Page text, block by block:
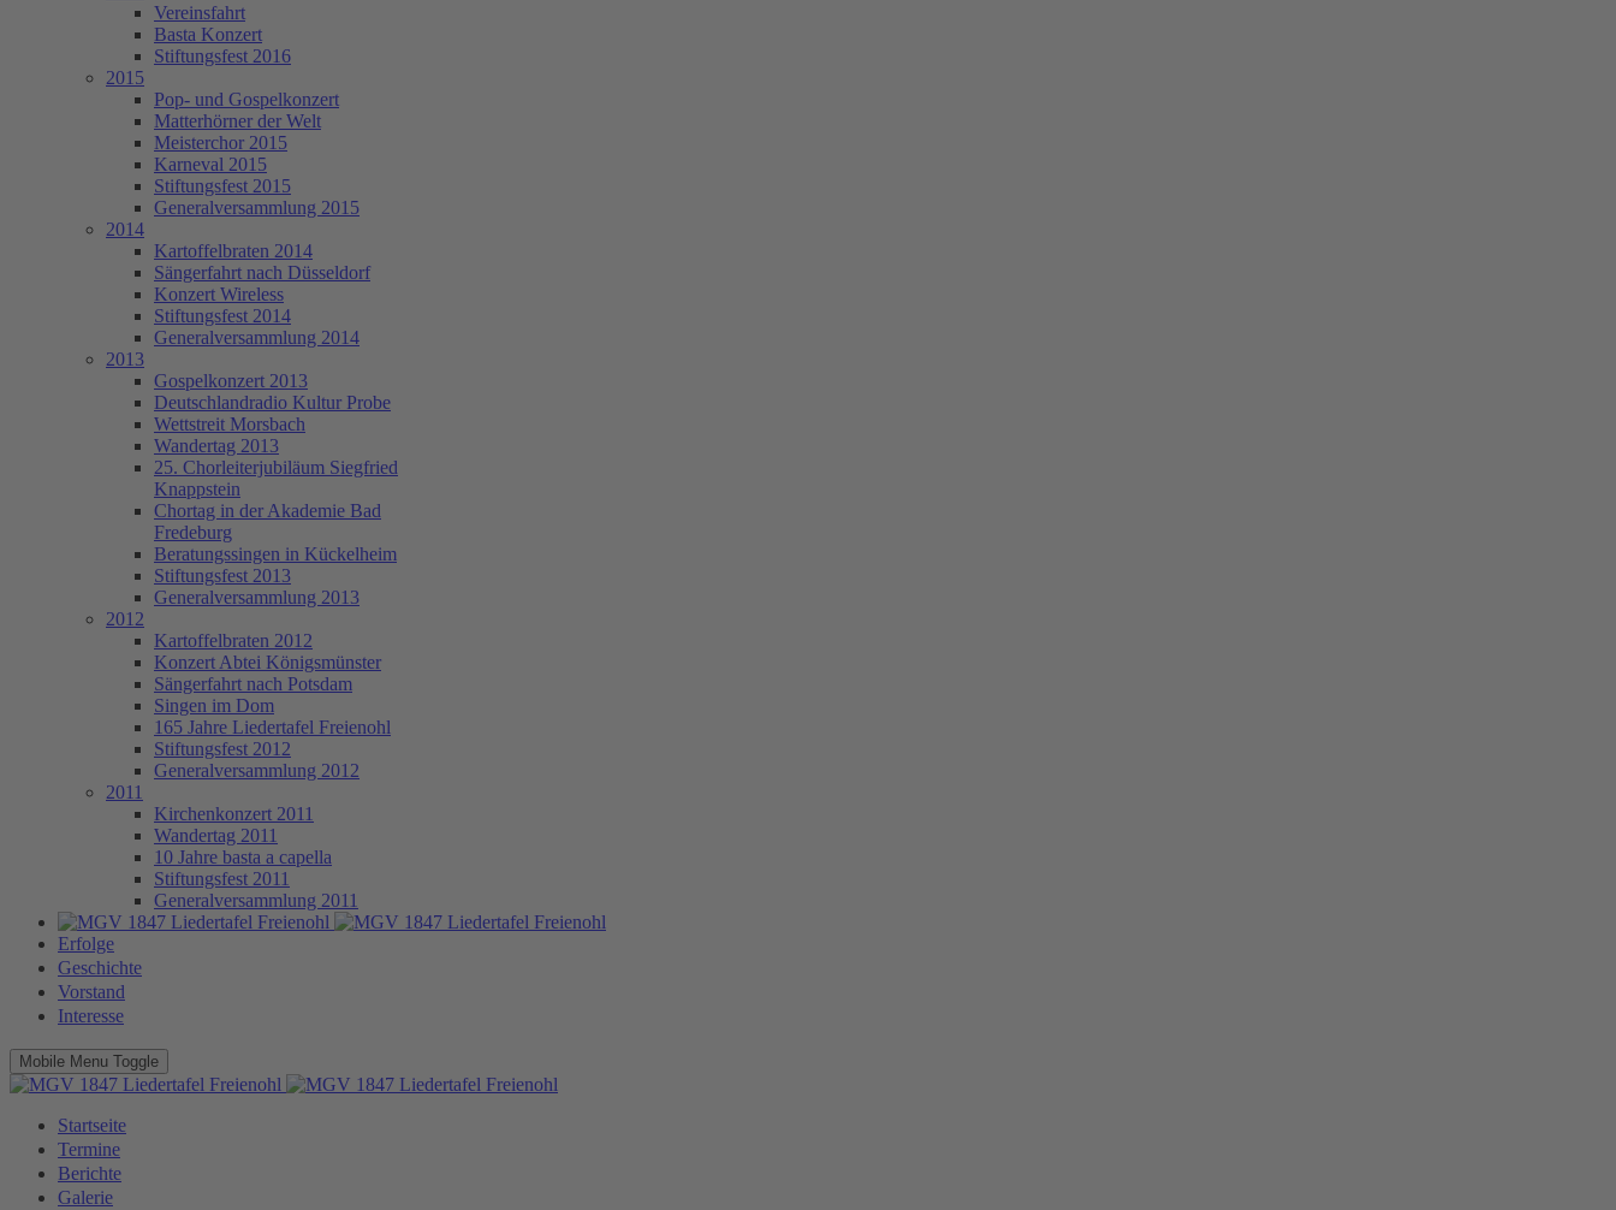
Vereinsfahrt
Basta Konzert
Stiftungsfest 2016
2015
Pop- und Gospelkonzert
Matterhörner der Welt
Meisterchor 2015
Karneval 2015
Stiftungsfest 2015
Generalversammlung 2015
2014
Kartoffelbraten 2014
Sängerfahrt nach Düsseldorf
Konzert Wireless
Stiftungsfest 2014
Generalversammlung 2014
2013
Gospelkonzert 2013
Deutschlandradio Kultur Probe
Wettstreit Morsbach
Wandertag 2013
25. Chorleiterjubiläum Siegfried
Knappstein
Chortag in der Akademie Bad
Fredeburg
Beratungssingen in Kückelheim
Stiftungsfest 2013
Generalversammlung 2013
2012
Kartoffelbraten 2012
Konzert Abtei Königsmünster
Sängerfahrt nach Potsdam
Singen im Dom
165 Jahre Liedertafel Freienohl
Stiftungsfest 2012
Generalversammlung 2012
2011
Kirchenkonzert 2011
Wandertag 2011
10 Jahre basta a capella
Stiftungsfest 2011
Generalversammlung 2011
Erfolge
Geschichte
Vorstand
Interesse
Mobile Menu Toggle
Startseite
Termine
Berichte
Galerie